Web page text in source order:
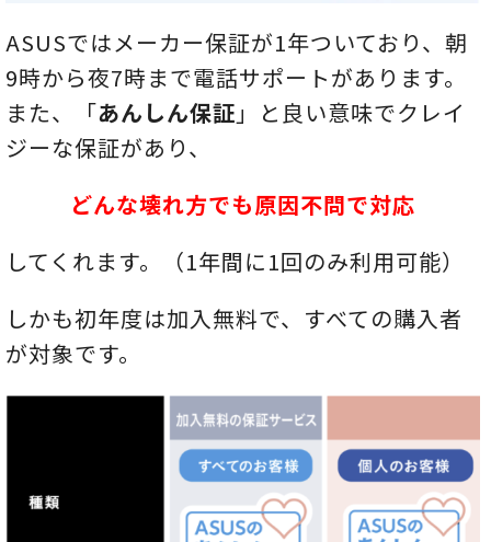
ASUSではメーカー保証が1年ついており、朝
9時から夜7時まで電話サポートがあります。
また、「あんしん保証 」と良い意味でクレイ
ジーな保証があり、
どんな壊れ方でも原因不問で対応
してくれます。（1年間に1回のみ利用可能）
しかも初年度は加入無料で、すべての購入者
が対象です。